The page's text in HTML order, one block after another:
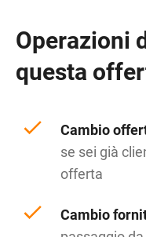
Operazioni
questa
Cambio
se sei già
offerta
Cambio